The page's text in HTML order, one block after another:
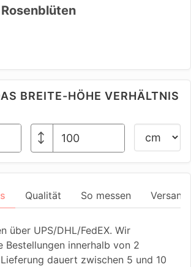
BREITE-HÖHE VERHÄLTNIS
Qualität So messen
über UPS/DHL/FedEX. Wir
Bestellungen innerhalb von 2
dauert zwischen 5 und 10